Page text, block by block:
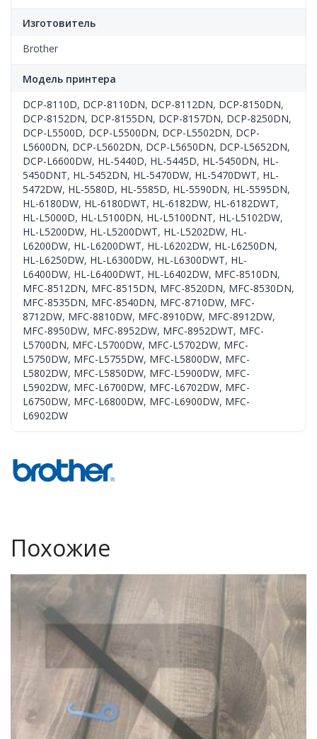
LY4382001,
Изготовитель
Brother
Модель принтера
DCP-8110D, DCP-8110DN, DCP-8112DN, DCP-8150DN,
DCP-8152DN, DCP-8155DN, DCP-8157DN, DCP-8250DN,
DCP-L5500D, DCP-L5500DN, DCP-L5502DN, DCP-
L5600DN, DCP-L5602DN, DCP-L5650DN, DCP-L5652DN,
DCP-L6600DW, HL-5440D, HL-5445D, HL-5450DN, HL-
5450DNT, HL-5452DN, HL-5470DW, HL-5470DWT, HL-
5472DW, HL-5580D, HL-5585D, HL-5590DN, HL-5595DN,
HL-6180DW, HL-6180DWT, HL-6182DW, HL-6182DWT,
HL-L5000D, HL-L5100DN, HL-L5100DNT, HL-L5102DW,
HL-L5200DW, HL-L5200DWT, HL-L5202DW, HL-
L6200DW, HL-L6200DWT, HL-L6202DW, HL-L6250DN,
HL-L6250DW, HL-L6300DW, HL-L6300DWT, HL-
L6400DW, HL-L6400DWT, HL-L6402DW, MFC-8510DN,
MFC-8512DN, MFC-8515DN, MFC-8520DN, MFC-8530DN,
MFC-8535DN, MFC-8540DN, MFC-8710DW, MFC-
8712DW, MFC-8810DW, MFC-8910DW, MFC-8912DW,
MFC-8950DW, MFC-8952DW, MFC-8952DWT, MFC-
L5700DN, MFC-L5700DW, MFC-L5702DW, MFC-
L5750DW, MFC-L5755DW, MFC-L5800DW, MFC-
L5802DW, MFC-L5850DW, MFC-L5900DW, MFC-
L5902DW, MFC-L6700DW, MFC-L6702DW, MFC-
L6750DW, MFC-L6800DW, MFC-L6900DW, MFC-
L6902DW
Похожие